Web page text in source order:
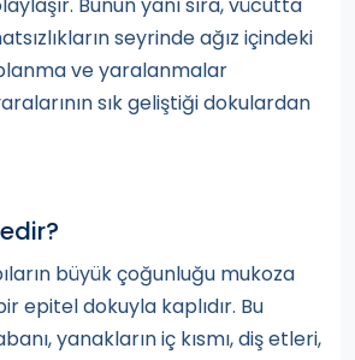
seyrinde ağız içindeki
ve yaralanmalar
sık geliştiği dokulardan
büyük çoğunluğu mukoza
epitel dokuyla kaplıdır. Bu
yanakların iç kısmı, diş etleri,